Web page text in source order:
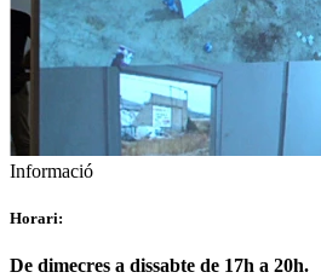
Informació
Horari:
De dimecres a dissabte de 17h a 20h.